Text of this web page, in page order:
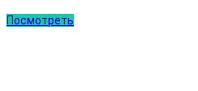
Посмотреть